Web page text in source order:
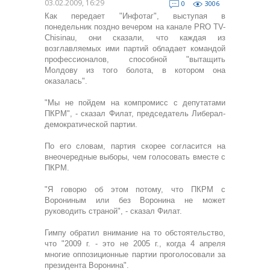
03.02.2009, 16:29 0
3006
Как передает "Инфотаг", выступая в
понедельник поздно вечером на канале PRO TV-
Chisinau, они сказали, что каждая из
возглавляемых ими партий обладает командой
профессионалов, способной "вытащить
Молдову из того болота, в котором она
оказалась".
"Мы не пойдем на компромисс с депутатами
ПКРМ", - сказал Филат, председатель Либерал-
демократической партии.
По его словам, партия скорее согласится на
внеочередные выборы, чем голосовать вместе с
ПКРМ.
"Я говорю об этом потому, что ПКРМ с
Ворониным или без Воронина не может
руководить страной", - сказал Филат.
Гимпу обратил внимание на то обстоятельство,
что "2009 г. - это не 2005 г., когда 4 апреля
многие оппозиционные партии проголосовали за
президента Воронина".